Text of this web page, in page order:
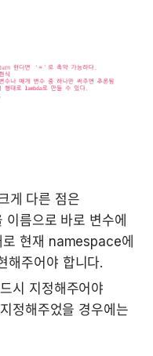
게 다른 점은
름으로 바로 변수에
로 현재 namespace에
해주어야 합니다.
시 지정해주어야
정해주었을 경우에는